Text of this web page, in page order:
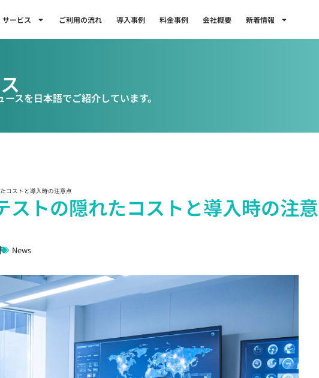
サービス ご利用の流れ 導入事例 料金事例 会社概要 新着情報
スを日本語でご紹介しています。
コストと導入時の注意点
ストの隠れたコストと導入時の注意
News